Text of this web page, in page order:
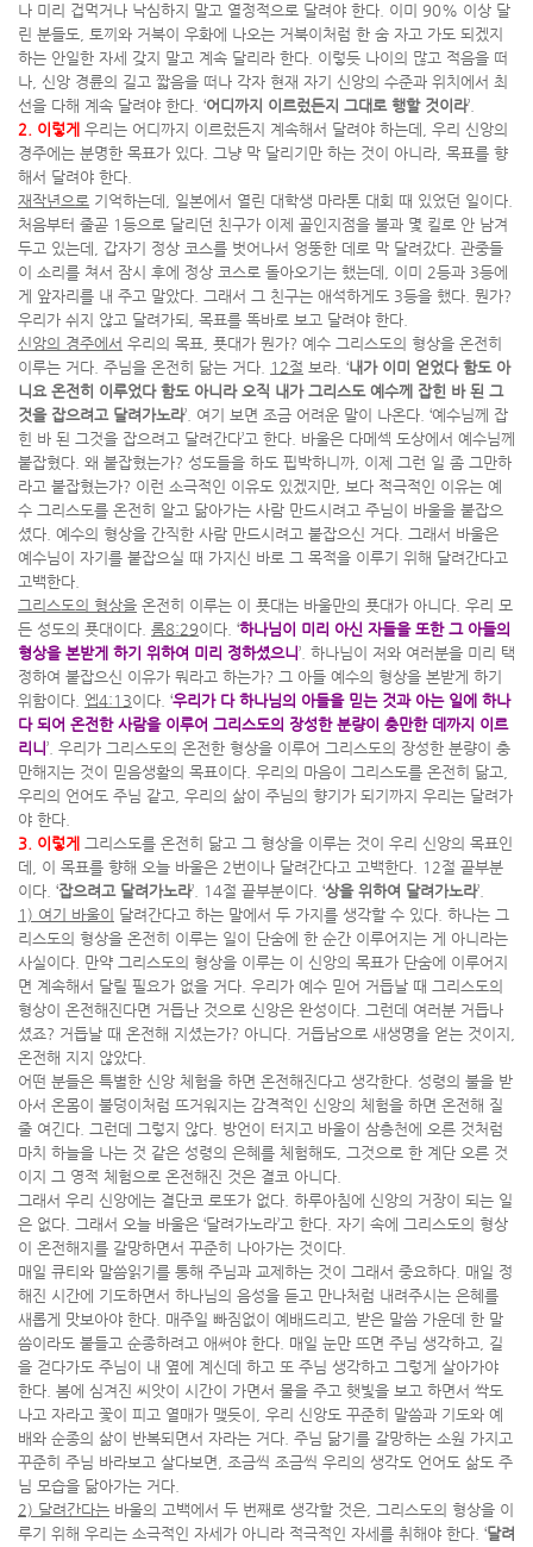
나 미리 겁먹거나 낙심하지 말고 열정적으로 달려야 한다. 이미 90% 이상 달
린 분들도, 토끼와 거북이 우화에 나오는 거북이처럼 한 숨 자고 가도 되겠지
하는 안일한 자세 갖지 말고 계속 달리라 한다. 이렇듯 나이의 많고 적음을 떠
나, 신앙 경륜의 길고 짧음을 떠나 각자 현재 자기 신앙의 수준과 위치에서 최
선을 다해 계속 달려야 한다. ‘어디까지 이르렀든지 그대로 행할 것이라’.
2. 이렇게 우리는 어디까지 이르렀든지 계속해서 달려야 하는데, 우리 신앙의
경주에는 분명한 목표가 있다. 그냥 막 달리기만 하는 것이 아니라, 목표를 향
해서 달려야 한다.
재작년으로 기억하는데, 일본에서 열린 대학생 마라톤 대회 때 있었던 일이다.
처음부터 줄곧 1등으로 달리던 친구가 이제 골인지점을 불과 몇 킬로 안 남겨
두고 있는데, 갑자기 정상 코스를 벗어나서 엉뚱한 데로 막 달려갔다. 관중들
이 소리를 쳐서 잠시 후에 정상 코스로 돌아오기는 했는데, 이미 2등과 3등에
게 앞자리를 내 주고 말았다. 그래서 그 친구는 애석하게도 3등을 했다. 뭔가?
우리가 쉬지 않고 달려가되, 목표를 똑바로 보고 달려야 한다.
신앙의 경주에서 우리의 목표, 푯대가 뭔가? 예수 그리스도의 형상을 온전히
이루는 거다. 주님을 온전히 닮는 거다.
12절 보라. ‘내가 이미 얻었다 함도 아
니요 온전히 이루었다 함도 아니라 오직 내가 그리스도 예수께 잡힌 바 된 그
것을 잡으려고 달려가노라’. 여기 보면 조금 어려운 말이 나온다. ‘예수님께 잡
힌 바 된 그것을 잡으려고 달려간다’고 한다. 바울은 다메섹 도상에서 예수님께
붙잡혔다. 왜 붙잡혔는가? 성도들을 하도 핍박하니까, 이제 그런 일 좀 그만하
라고 붙잡혔는가? 이런 소극적인 이유도 있겠지만, 보다 적극적인 이유는 예
수 그리스도를 온전히 알고 닮아가는 사람 만드시려고 주님이 바울을 붙잡으
셨다. 예수의 형상을 간직한 사람 만드시려고 붙잡으신 거다. 그래서 바울은
예수님이 자기를 붙잡으실 때 가지신 바로 그 목적을 이루기 위해 달려간다고
고백한다.
그리스도의 형상을 온전히 이루는 이 푯대는 바울만의 푯대가 아니다. 우리 모
든 성도의 푯대이다. 롬8:29이다. ‘하나님이 미리 아신 자들을 또한 그 아들의
형상을 본받게 하기 위하여 미리 정하셨으니’. 하나님이 저와 여러분을 미리 택
정하여 붙잡으신 이유가 뭐라고 하는가? 그 아들 예수의 형상을 본받게 하기
위함이다. 엡4:13이다. ‘우리가 다 하나님의 아들을 믿는 것과 아는 일에 하나
다 되어 온전한 사람을 이루어 그리스도의 장성한 분량이 충만한 데까지 이르
리니’. 우리가 그리스도의 온전한 형상을 이루어 그리스도의 장성한 분량이 충
만해지는 것이 믿음생활의 목표이다. 우리의 마음이 그리스도를 온전히 닮고,
우리의 언어도 주님 같고, 우리의 삶이 주님의 향기가 되기까지 우리는 달려가
야 한다.
3. 이렇게 그리스도를 온전히 닮고 그 형상을 이루는 것이 우리 신앙의 목표인
데, 이 목표를 향해 오늘 바울은 2번이나 달려간다고 고백한다. 12절 끝부분
이다. ‘잡으려고 달려가노라’. 14절 끝부분이다. ‘상을 위하여 달려가노라’.
1) 여기 바울이 달려간다고 하는 말에서 두 가지를 생각할 수 있다. 하나는 그
리스도의 형상을 온전히 이루는 일이 단숨에 한 순간 이루어지는 게 아니라는
사실이다. 만약 그리스도의 형상을 이루는 이 신앙의 목표가 단숨에 이루어지
면 계속해서 달릴 필요가 없을 거다. 우리가 예수 믿어 거듭날 때 그리스도의
형상이 온전해진다면 거듭난 것으로 신앙은 완성이다. 그런데 여러분 거듭나
셨죠? 거듭날 때 온전해 지셨는가? 아니다. 거듭남으로 새생명을 얻는 것이지,
온전해 지지 않았다.
어떤 분들은 특별한 신앙 체험을 하면 온전해진다고 생각한다. 성령의 불을 받
아서 온몸이 불덩이처럼 뜨거워지는 감격적인 신앙의 체험을 하면 온전해 질
줄 여긴다. 그런데 그렇지 않다. 방언이 터지고 바울이 삼층천에 오른 것처럼
마치 하늘을 나는 것 같은 성령의 은혜를 체험해도, 그것으로 한 계단 오른 것
이지 그 영적 체험으로 온전해진 것은 결코 아니다.
그래서 우리 신앙에는 결단코 로또가 없다. 하루아침에 신앙의 거장이 되는 일
은 없다. 그래서 오늘 바울은 ‘달려가노라’고 한다. 자기 속에 그리스도의 형상
이 온전해지를 갈망하면서 꾸준히 나아가는 것이다.
매일 큐티와 말씀읽기를 통해 주님과 교제하는 것이 그래서 중요하다. 매일 정
해진 시간에 기도하면서 하나님의 음성을 듣고 만나처럼 내려주시는 은혜를
새롭게 맛보아야 한다. 매주일 빠짐없이 예배드리고, 받은 말씀 가운데 한 말
씀이라도 붙들고 순종하려고 애써야 한다. 매일 눈만 뜨면 주님 생각하고, 길
을 걷다가도 주님이 내 옆에 계신데 하고 또 주님 생각하고 그렇게 살아가야
한다. 봄에 심겨진 씨앗이 시간이 가면서 물을 주고 햇빛을 보고 하면서 싹도
나고 자라고 꽃이 피고 열매가 맺듯이, 우리 신앙도 꾸준히 말씀과 기도와 예
배와 순종의 삶이 반복되면서 자라는 거다. 주님 닮기를 갈망하는 소원 가지고
꾸준히 주님 바라보고 살다보면, 조금씩 조금씩 우리의 생각도 언어도 삶도 주
님 모습을 닮아가는 거다.
2) 달려간다는 바울의 고백에서 두 번째로 생각할 것은, 그리스도의 형상을 이
루기 위해 우리는 소극적인 자세가 아니라 적극적인 자세를 취해야 한다. ‘달려